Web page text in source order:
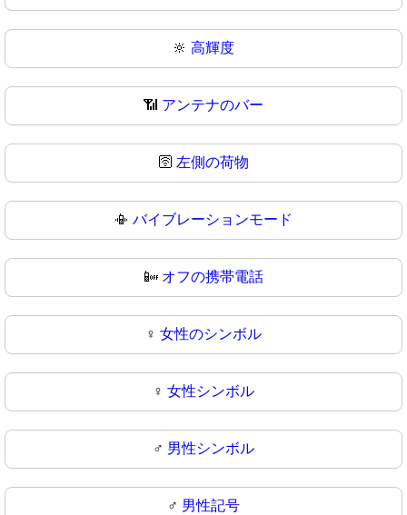
🔆 高輝度
📶 アンテナのバー
🛜 左側の荷物
📳 バイブレーションモード
📴 オフの携帯電話
♀️ 女性のシンボル
♀ 女性シンボル
♂️ 男性シンボル
♂ 男性記号